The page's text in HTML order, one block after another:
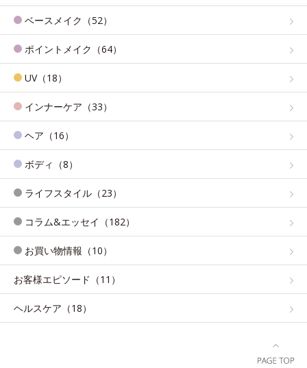
ベースメイク（52）
ポイントメイク（64）
UV（18）
インナーケア（33）
ヘア（16）
ボディ（8）
ライフスタイル（23）
コラム&エッセイ（182）
お買い物情報（10）
お客様エピソード（11）
ヘルスケア（18）